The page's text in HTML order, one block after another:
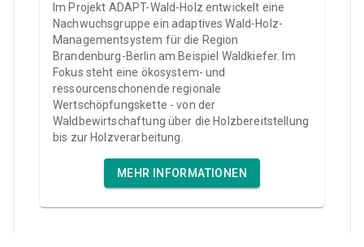
Im Projekt ADAPT-Wald-Holz entwickelt eine
Nachwuchsgruppe ein adaptives Wald-Holz-
Managementsystem für die Region
Brandenburg-Berlin am Beispiel Waldkiefer. Im
Fokus steht eine ökosystem- und
ressourcenschonende regionale
Wertschöpfungskette - von der
Waldbewirtschaftung über die Holzbereitstellung
bis zur Holzverarbeitung.
MEHR INFORMATIONEN